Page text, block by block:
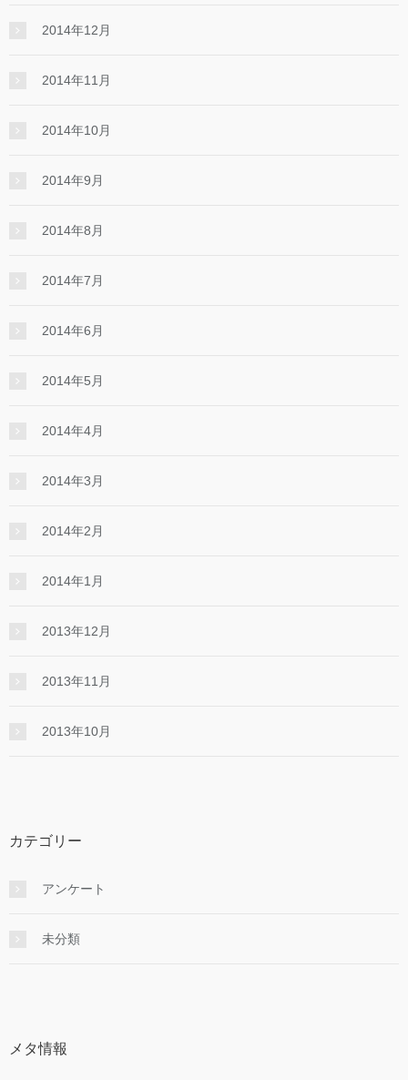
2014年12月
2014年11月
2014年10月
2014年9月
2014年8月
2014年7月
2014年6月
2014年5月
2014年4月
2014年3月
2014年2月
2014年1月
2013年12月
2013年11月
2013年10月
カテゴリー
アンケート
未分類
メタ情報